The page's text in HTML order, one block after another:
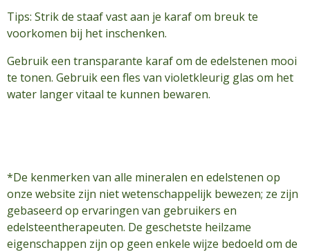
Tips: Strik de staaf vast aan je karaf om breuk te
voorkomen bij het inschenken.
Gebruik een transparante karaf om de edelstenen mooi
te tonen. Gebruik een fles van violetkleurig glas om het
water langer vitaal te kunnen bewaren.
*De kenmerken van alle mineralen en edelstenen op
onze website zijn niet wetenschappelijk bewezen; ze zijn
gebaseerd op ervaringen van gebruikers en
edelsteentherapeuten. De geschetste heilzame
eigenschappen zijn op geen enkele wijze bedoeld om de